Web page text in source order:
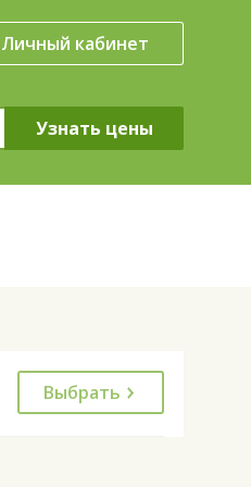
Личный кабинет
Выбрать